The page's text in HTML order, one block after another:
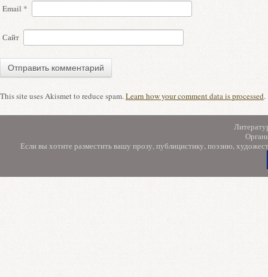
Email *
Сайт
This site uses Akismet to reduce spam.Learn how your comment data is processed.
Если вы хотите разместить вашу прозу, публицистику, поэзию,